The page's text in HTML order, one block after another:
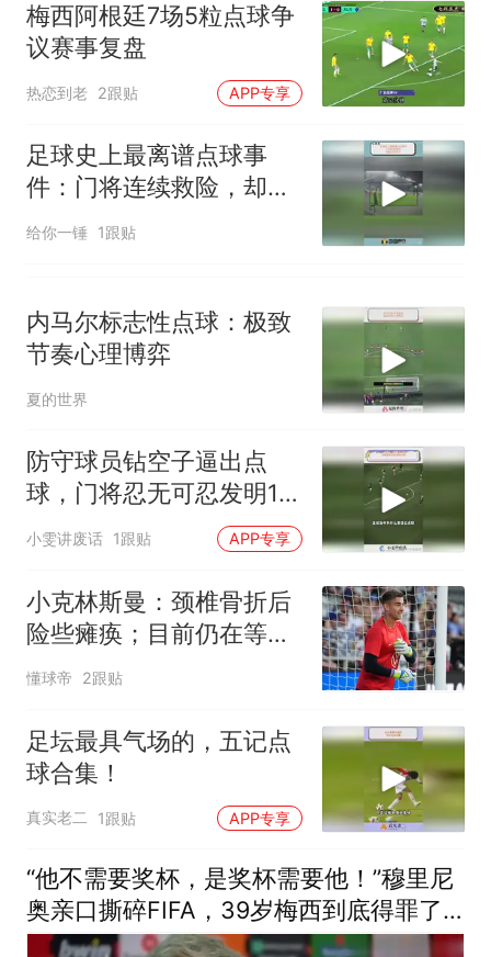
梅西阿根廷7场5粒点球争
议赛事复盘
热恋到老 2跟贴 APP专享
足球史上最离谱点球事
件：门将连续救险，却被
红牌罚下
给你一锤 1跟贴
内马尔标志性点球：极致
节奏心理博弈
夏的世界
防守球员钻空子逼出点
球，门将忍无可忍发明12
码
小雯讲废话 1跟贴 APP专享
小克林斯曼：颈椎骨折后
险些瘫痪；目前仍在等待
复出时间表
懂球帝 2跟贴
足坛最具气场的，五记点
球合集！
真实老二 1跟贴 APP专享
“他不需要奖杯，是奖杯需要他！”穆里尼
奥亲口撕碎FIFA，39岁梅西到底得罪了
谁？